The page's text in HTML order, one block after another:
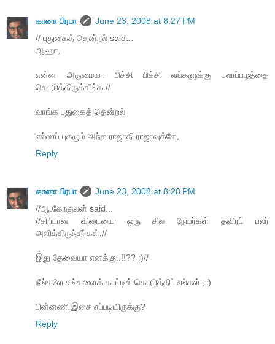
கானா பிரபா
June 23, 2008 at 8:27 PM
// புதுகைத் தென்றல் said...
ஆஹா,
என்ன அருமையா பிச்சி பிச்சி எங்களுக்கு பலாப்பழத்தை
கொடுத்திருக்கீங்க.//
வாங்க புதுகைத் தென்றல்
எல்லாப் புகழும் அந்த ராஜாதி ராஜாவுக்கே,
Reply
கானா பிரபா
June 23, 2008 at 8:28 PM
//ஆ.கோகுலன் said...
//சரியான விடையை ஒரு சில நேயர்கள் தவிரப் பலர்
அளித்திருந்தீர்கள்.//
இது தேவையா எனக்கு..!!?? :)//
நீங்களே உங்களைக் காட்டிக் கொடுத்திட்டீங்கள் ;-)
பின்னணி இசை எப்படியிருக்கு?
Reply